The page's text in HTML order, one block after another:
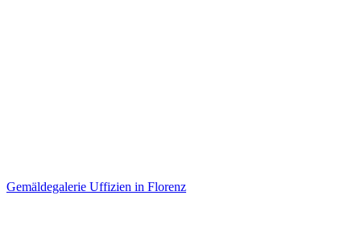
Gemäldegalerie Uffizien in Florenz